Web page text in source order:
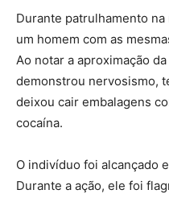
Durante patrulhamento
um homem com as
Ao notar a aproximação
demonstrou nervosismo,
deixou cair embalagens
cocaína.
O indivíduo foi alcançado
Durante a ação, ele foi